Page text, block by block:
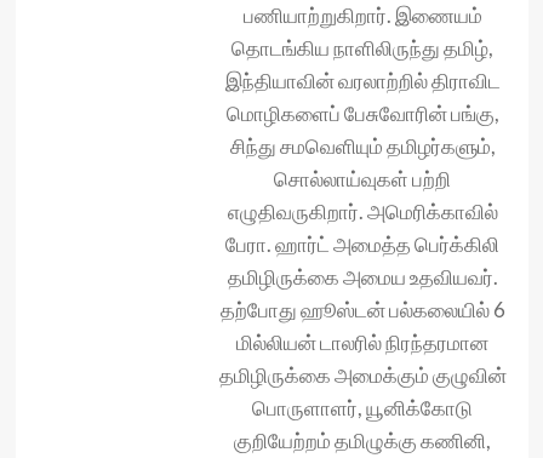
பணியாற்றுகிறார். இணையம்
தொடங்கிய நாளிலிருந்து தமிழ்,
இந்தியாவின் வரலாற்றில் திராவிட
மொழிகளைப் பேசுவோரின் பங்கு,
சிந்து சமவெளியும் தமிழர்களும்,
சொல்லாய்வுகள் பற்றி
எழுதிவருகிறார். அமெரிக்காவில்
பேரா. ஹார்ட் அமைத்த பெர்க்கிலி
தமிழிருக்கை அமைய உதவியவர்.
தற்போது ஹூஸ்டன் பல்கலையில் 6
மில்லியன் டாலரில் நிரந்தரமான
தமிழிருக்கை அமைக்கும் குழுவின்
பொருளாளர், யூனிக்கோடு
குறியேற்றம் தமிழுக்கு கணினி,